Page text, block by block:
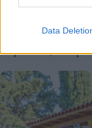
Data
Απεριόριστο
όρια στις